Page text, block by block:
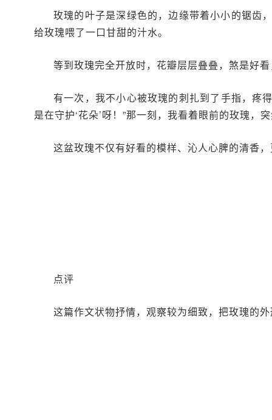
玫瑰的叶子是深绿色的，边缘带着小小的锯齿
给玫瑰喂了一口甘甜的汁水。
等到玫瑰完全开放时，花瓣层层叠叠，煞是好
有一次，我不小心被玫瑰的刺扎到了手指，疼
是在守护‘花朵’呀！”那一刻，我看着眼前的玫瑰，
这盆玫瑰不仅有好看的模样、沁人心脾的清香
点评
这篇作文状物抒情，观察较为细致，把玫瑰的